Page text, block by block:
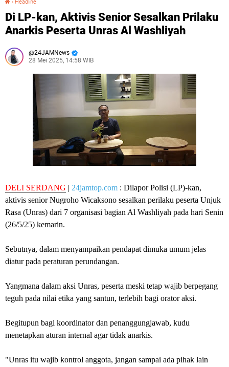
› Headline
Di LP-kan, Aktivis Senior Sesalkan Prilaku
Anarkis Peserta Unras Al Washliyah
24JAMNews
28 Mei 2025, 14:58 WIB
DELI SERDANG | 24jamtop.com : Dilapor Polisi (LP)-kan,
aktivis senior Nugroho Wicaksono sesalkan perilaku peserta Unjuk
Rasa (Unras) dari 7 organisasi bagian Al Washliyah pada hari Senin
(26/5/25) kemarin.
Sebutnya, dalam menyampaikan pendapat dimuka umum jelas
diatur pada peraturan perundangan.
Yangmana dalam aksi Unras, peserta meski tetap wajib berpegang
teguh pada nilai etika yang santun, terlebih bagi orator aksi.
Begitupun bagi koordinator dan penanggungjawab, kudu
menetapkan aturan internal agar tidak anarkis.
"Unras itu wajib kontrol anggota, jangan sampai ada pihak lain